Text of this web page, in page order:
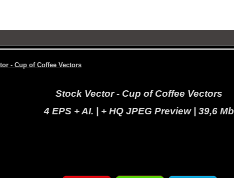
- Cup of Coffee Vectors
Stock Vector - Cup of Coffee Vectors
4 EPS + AI. | + HQ JPEG Preview | 39,6 Mb